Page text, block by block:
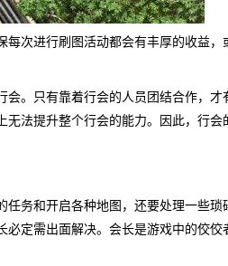
每次进行刷图活动都会有丰厚的收益，
会。只有靠着行会的人员团结合作，才
无法提升整个行会的能力。因此，行会
任务和开启各种地图，还要处理一些琐
定需出面解决。会长是游戏中的佼佼